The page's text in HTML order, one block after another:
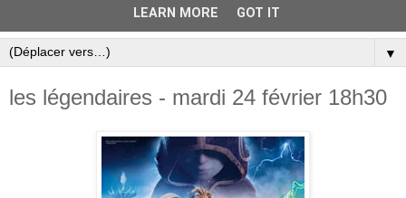
▼
les légendaires - mardi 24 février 18h30
LEARN MORE GOT IT